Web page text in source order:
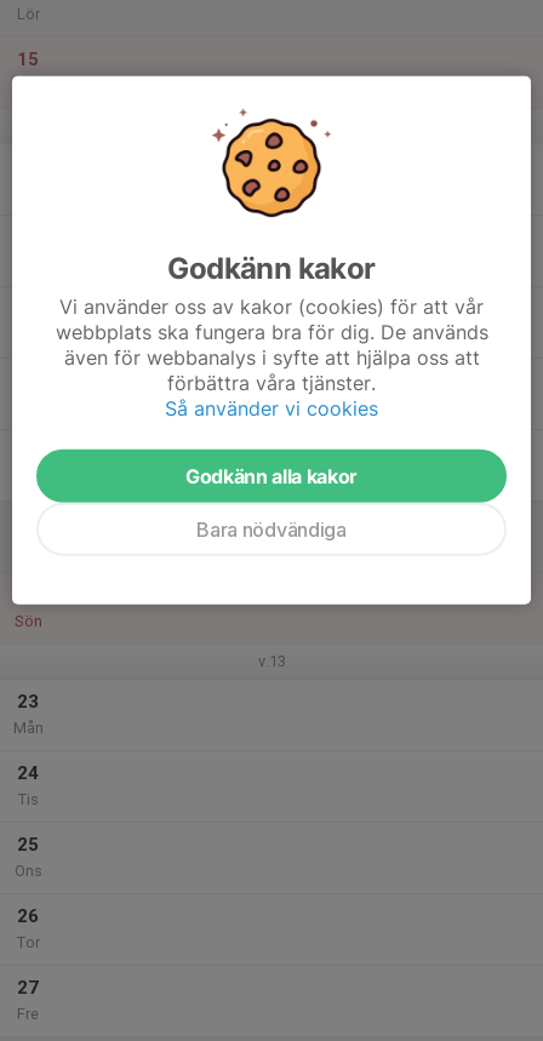
Lör
15
v.12
Fre
Sön
v.13
23
Mån
24
Tis
25
Ons
26
Tor
27
Fre
Godkänn kakor
Vi använder oss av kakor (cookies) för att vår
webbplats ska fungera bra för dig. De används
även för webbanalys i syfte att hjälpa oss att
förbättra våra tjänster.
Så använder vi cookies
Godkänn alla kakor
Bara nödvändiga